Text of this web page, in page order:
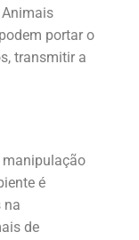
Animais
portar o
transmitir a
manipulação
é
na
de